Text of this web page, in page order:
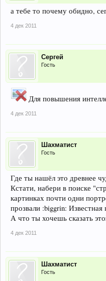
а тебе то почему обидно,
4 дек 2011
Сергей
Гость
Для повышения
4 дек 2011
Шахматист
Гость
Где ты нашёл это древнее
Кстати, набери в поиске
картинках почти одни
прозвали :biggrin:
А что ты хочешь сказать
4 дек 2011
Шахматист
Гость